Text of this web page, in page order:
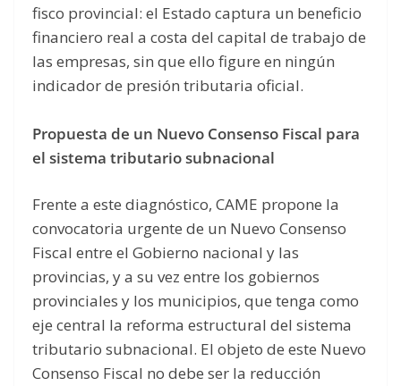
fisco provincial: el Estado captura un beneficio
financiero real a costa del capital de trabajo de
las empresas, sin que ello figure en ningún
indicador de presión tributaria oficial.
Propuesta de un Nuevo Consenso Fiscal para
el sistema tributario subnacional
Frente a este diagnóstico, CAME propone la
convocatoria urgente de un Nuevo Consenso
Fiscal entre el Gobierno nacional y las
provincias, y a su vez entre los gobiernos
provinciales y los municipios, que tenga como
eje central la reforma estructural del sistema
tributario subnacional. El objeto de este Nuevo
Consenso Fiscal no debe ser la reducción